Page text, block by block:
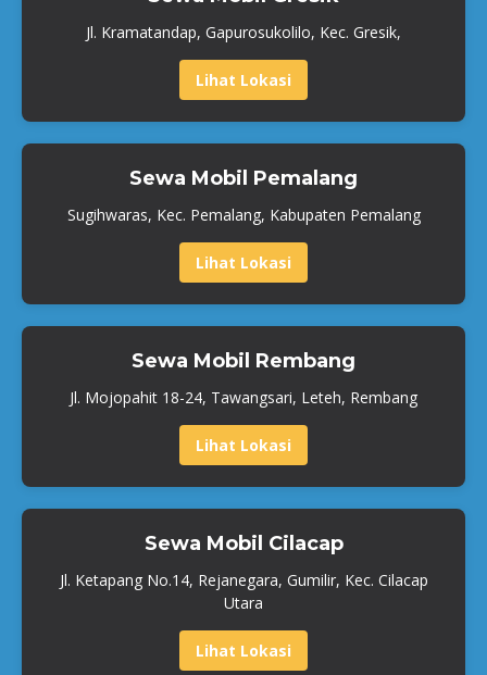
Jl. Kramatandap, Gapurosukolilo, Kec. Gresik,
Lihat Lokasi
Sewa Mobil Pemalang
Sugihwaras, Kec. Pemalang, Kabupaten Pemalang
Lihat Lokasi
Sewa Mobil Rembang
Jl. Mojopahit 18-24, Tawangsari, Leteh, Rembang
Lihat Lokasi
Sewa Mobil Cilacap
Jl. Ketapang No.14, Rejanegara, Gumilir, Kec. Cilacap
Utara
Lihat Lokasi